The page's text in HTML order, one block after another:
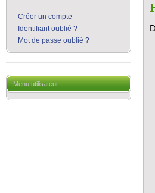
Créer un compte
Identifiant oublié ?
Mot de passe oublié ?
Menu utilisateur